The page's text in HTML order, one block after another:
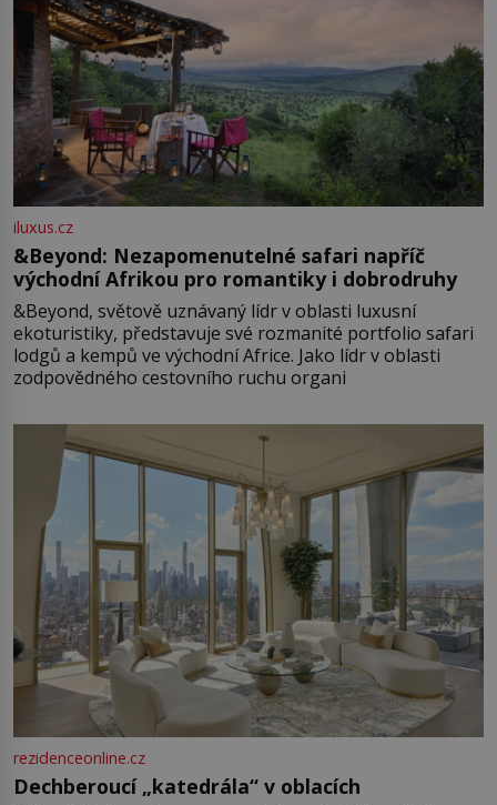
iluxus.cz
&Beyond: Nezapomenutelné safari napříč
východní Afrikou pro romantiky i dobrodruhy
&Beyond, světově uznávaný lídr v oblasti luxusní
ekoturistiky, představuje své rozmanité portfolio safari
lodgů a kempů ve východní Africe. Jako lídr v oblasti
zodpovědného cestovního ruchu organi
rezidenceonline.cz
Dechberoucí „katedrála“ v oblacích